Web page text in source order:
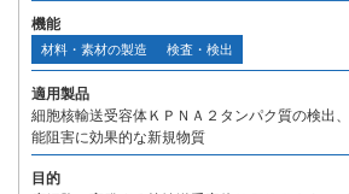
機能
材料・素材の製造 検査・検出
適用製品
細胞核輸送受容体ＫＰＮＡ２タンパク質の検出
能阻害に効果的な新規物質
目的